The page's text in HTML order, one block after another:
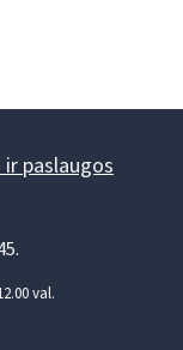
paslaugos
val.